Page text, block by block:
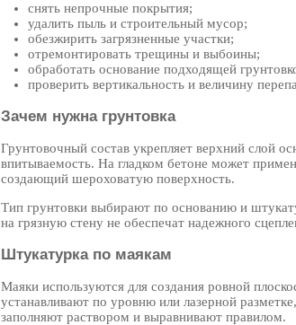
снять непрочные покрытия;
удалить пыль и строительный мусор;
обезжирить загрязненные участки;
отремонтировать трещины и выбоины;
обработать основание подходящей
проверить вертикальность и величину
Зачем нужна грунтовка
Грунтовочный состав укрепляет верхний слой
впитываемость. На гладком бетоне может
создающий шероховатую поверхность.
Тип грунтовки выбирают по основанию и
на грязную стену не обеспечат надежного
Штукатурка по маякам
Маяки используются для создания ровной
устанавливают по уровню или лазерной
заполняют раствором и выравнивают правилом.